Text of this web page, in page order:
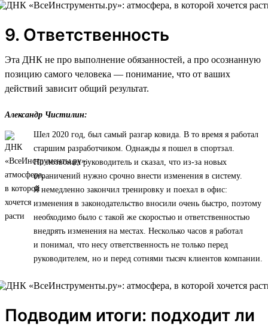
9. Ответственность
Эта ДНК не про выполнение обязанностей, а про осознанную
позицию самого человека — понимание, что от ваших
действий зависит общий результат.
Александр Чистилин:
Шел 2020 год, был самый разгар ковида. В то время я работал
старшим разработчиком. Однажды я пошел в спортзал.
Но позвонил руководитель и сказал, что из-за новых
ограничений нужно срочно внести изменения в систему.
Я немедленно закончил тренировку и поехал в офис:
изменения в законодательство вносили очень быстро, поэтому
необходимо было с такой же скоростью и ответственностью
внедрять изменения на местах. Несколько часов я работал
и понимал, что несу ответственность не только перед
руководителем, но и перед сотнями тысяч клиентов компании.
Подводим итоги: подходит ли